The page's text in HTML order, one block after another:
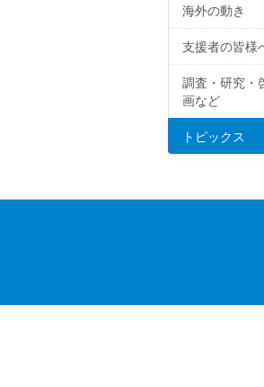
海外の動き
支援者の皆様
調査・研究・
画など
トピックス